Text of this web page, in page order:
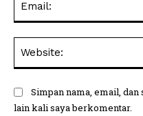
Simpan nama, email,
lain kali saya berkomentar.